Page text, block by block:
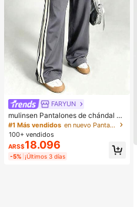
FARYUN
mulinsen Pantalones de chándal de
pierna recta de seda de hielo de se
cado rápido con rayas y bloques de
color para mujer
#1 Más vendidos
en nuevo Pantalones deportivos para mujer
100+ vendidos
ARS$18.096
-5% ¡Últimos 3 días